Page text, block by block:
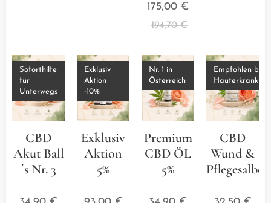
175,00 €
194,70€
CBD
Akut Ball
´s Nr. 3
Soforthilfe
für
Unterwegs
Exklusiv
Aktion
5%
Exklusiv
Aktion
-10%
Premium
CBD ÖL
5%
Nr. 1 in
Österreich
CBD
Wund &
Pflegesalbe
Empfohlen bei